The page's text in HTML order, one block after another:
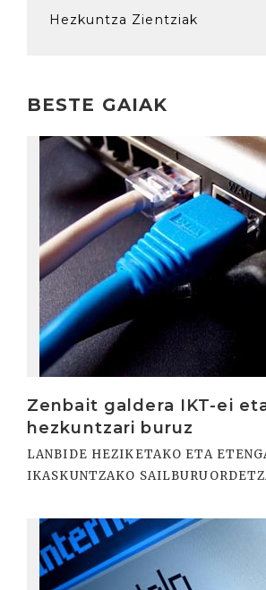
Hezkuntza Zientziak
BESTE GAIAK
Zenbait galdera IKT-ei
hezkuntzari buruz
LANBIDE HEZIKETAKO ETA
IKASKUNTZAKO
Irakurri
Irakurri